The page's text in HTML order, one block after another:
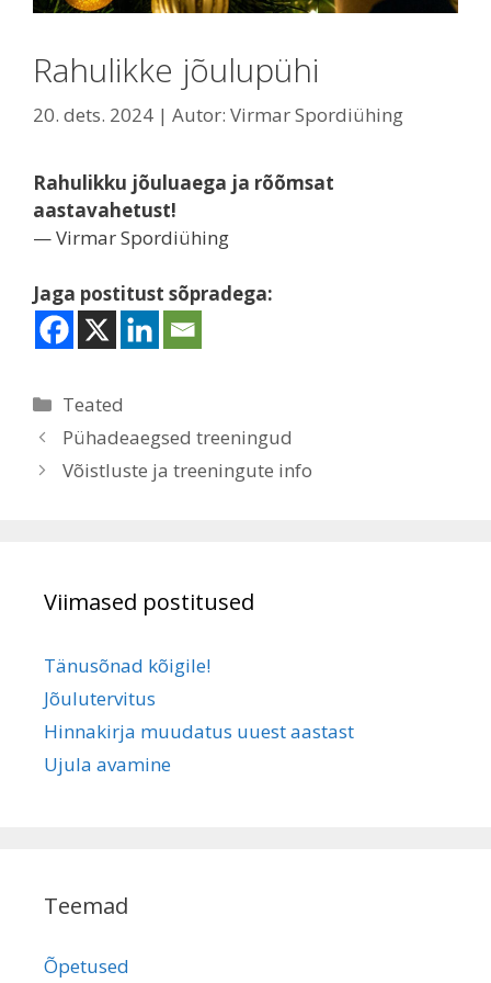
Rahulikke jõulupühi
20. dets. 2024 | Autor: Virmar Spordiühing
Rahulikku jõuluaega ja rõõmsat
aastavahetust!
— Virmar Spordiühing
Jaga postitust sõpradega:
Rubriigid
Teated
Pühadeaegsed treeningud
Võistluste ja treeningute info
Viimased postitused
Tänusõnad kõigile!
Jõulutervitus
Hinnakirja muudatus uuest aastast
Ujula avamine
Teemad
Õpetused